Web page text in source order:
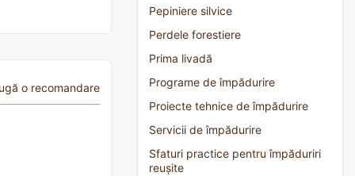
o recomandare
Pepiniere silvice
Perdele forestiere
Prima livadă
Programe de împădurire
Proiecte tehnice de împădurire
Servicii de împădurire
Sfaturi practice pentru împăduriri
reușite